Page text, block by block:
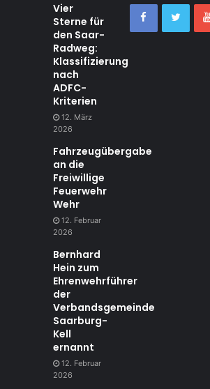
Vier
Sterne für
den Saar-
Radweg:
Klassifizierung
nach
ADFC-
Kriterien
12. März
2026
Fahrzeugübergabe
an die
Freiwillige
Feuerwehr
Wehr
12. Februar
2026
Bernhard
Hein zum
Ehrenwehrführer
der
Verbandsgemeinde
Saarburg-
Kell
ernannt
12. Februar
2026